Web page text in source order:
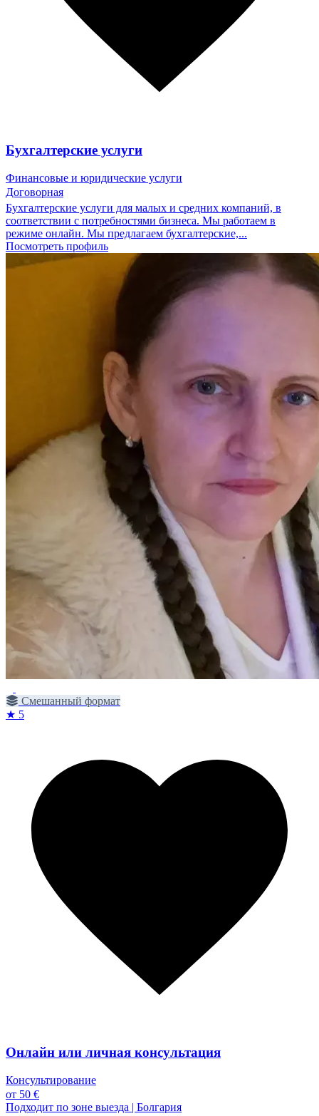
Бухгалтерские услуги
Финансовые и юридические услуги
Договорная
Бухгалтерские услуги для малых и средних компаний, в
соответствии с потребностями бизнеса. Мы работаем в
режиме онлайн. Мы предлагаем бухгалтерские,...
Посмотреть профиль
Смешанный формат
★ 5
Онлайн или личная консультация
Консультирование
от 50 €
Подходит по зоне выезда | Болгария